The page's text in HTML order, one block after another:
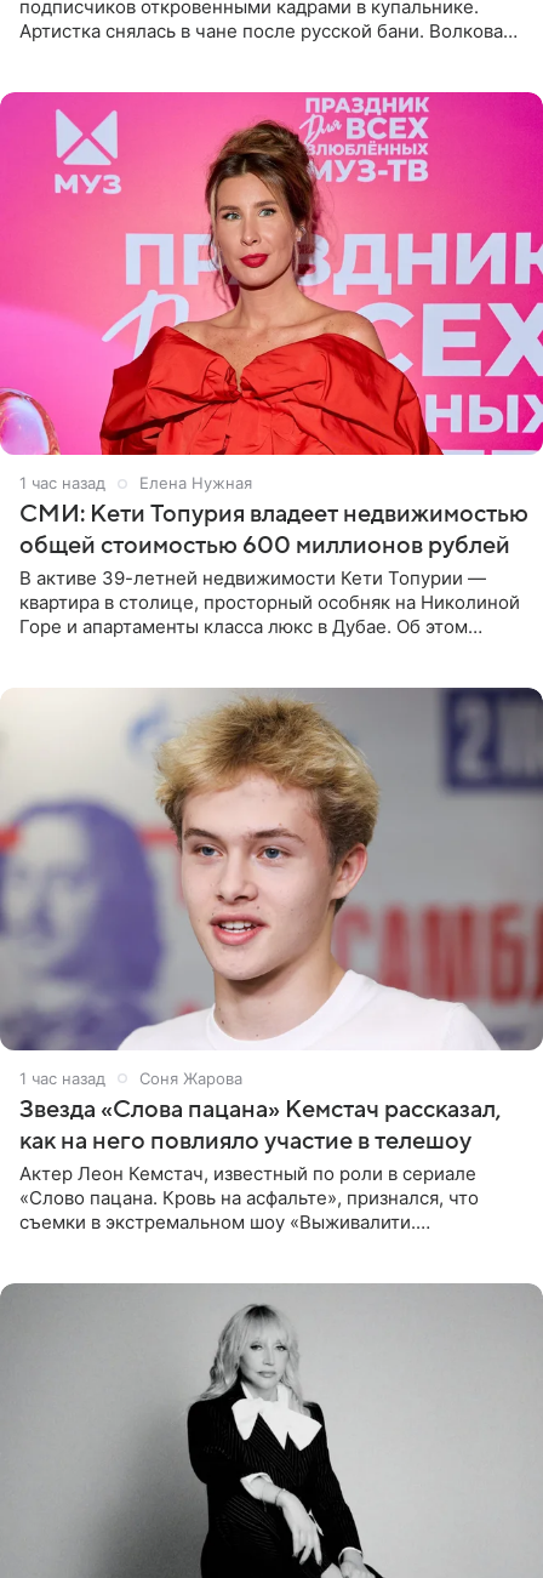
подписчиков откровенными кадрами в купальнике.
Артистка снялась в чане после русской бани. Волкова
1 час назад Елена Нужная
СМИ: Кети Топурия владеет недвижимостью
общей стоимостью 600 миллионов рублей
В активе 39-летней недвижимости Кети Топурии —
квартира в столице, просторный особняк на Николиной
Горе и апартаменты класса люкс в Дубае. Об этом
1 час назад Соня Жарова
Звезда «Слова пацана» Кемстач рассказал,
как на него повлияло участие в телешоу
Актер Леон Кемстач, известный по роли в сериале
«Слово пацана. Кровь на асфальте», признался, что
съемки в экстремальном шоу «Выживалити.